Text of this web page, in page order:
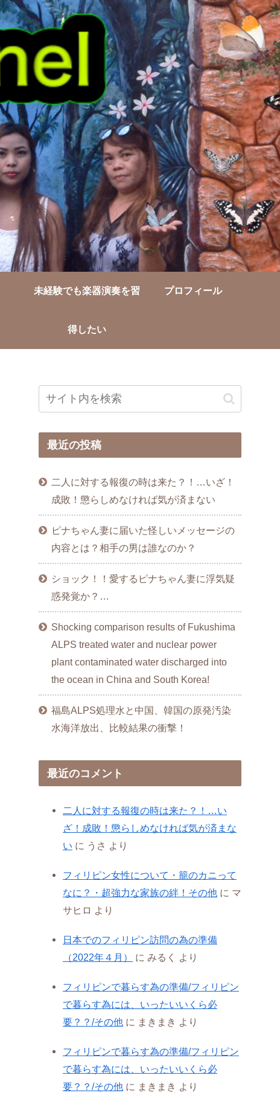
未経験でも楽器演奏を習
得したい
プロフィール
最近の投稿
二人に対する報復の時は来た？！…いざ！
成敗！懲らしめなければ気が済まない
ピナちゃん妻に届いた怪しいメッセージの
内容とは？相手の男は誰なのか？
ショック！！愛するピナちゃん妻に浮気疑
惑発覚か？…
Shocking comparison results of Fukushima
ALPS treated water and nuclear power
plant contaminated water discharged into
the ocean in China and South Korea!
福島ALPS処理水と中国、韓国の原発汚染
水海洋放出、比較結果の衝撃！
最近のコメント
二人に対する報復の時は来た？！…い
ざ！成敗！懲らしめなければ気が済まな
い に うさ より
フィリピン女性について・籠のカニって
なに？・超強力な家族の絆！その他 に マ
サヒロ より
日本でのフィリピン訪問の為の準備
（2022年４月）
に みるく より
フィリピンで暮らす為の準備/フィリピン
で暮らす為には、いったいいくら必
要？？/その他 に まきまき より
フィリピンで暮らす為の準備/フィリピン
で暮らす為には、いったいいくら必
要？？/その他 に まきまき より